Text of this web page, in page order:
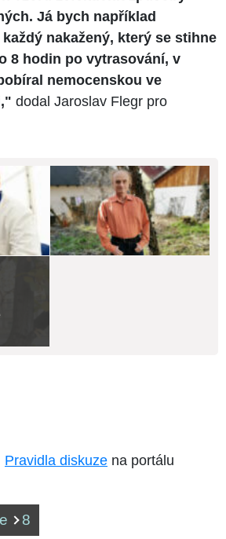
Já bych například
nakažený, který se stihne
8 hodin po vytrasování, v
nemocenskou ve
dodal Jaroslav Flegr pro
Pravidla diskuze na portálu
8